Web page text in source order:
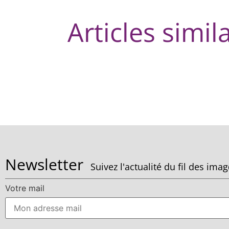
Articles
Newsletter Suivez l'actualité du fil des
Votre mail